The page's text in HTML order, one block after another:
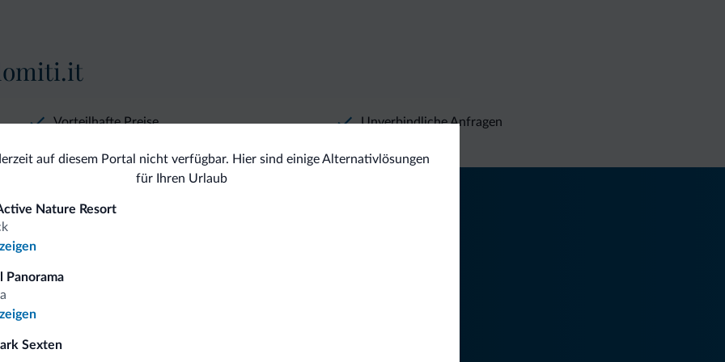
auf diesem Portal nicht verfügbar. Hier sind einige Alternativlösungen
für Ihren Urlaub
Nature Resort
Panorama
Sexten
Vorteilhafte Preise Unverbindliche Anfragen
und Neuigkeiten für Ihren Urlaub in den Dolomiten.